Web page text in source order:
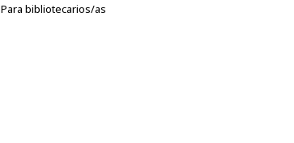
Para bibliotecarios/as